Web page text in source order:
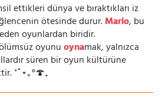
ettikleri dünya ve bıraktıkları iz
ötesinde durur.Mario, bu
oyunlardan biridir.
oyunuoynamak, yalnızca
süren bir oyun kültürüne
⁺˚⋆｡°🍄₊